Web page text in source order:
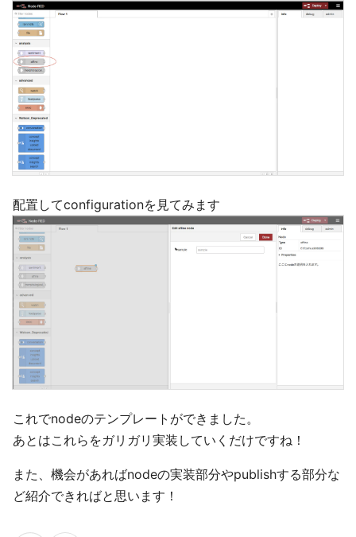
配置してconfigurationを見てみます
これでnodeのテンプレートができました。
あとはこれらをガリガリ実装していくだけですね！
また、機会があればnodeの実装部分やpublishする部分な
ど紹介できればと思います！